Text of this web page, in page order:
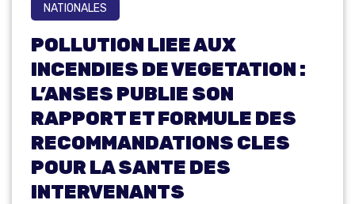
NATIONALES
POLLUTION LIEE AUX
INCENDIES DE VEGETATION :
L’ANSES PUBLIE SON
RAPPORT ET FORMULE DES
RECOMMANDATIONS CLES
POUR LA SANTE DES
INTERVENANTS